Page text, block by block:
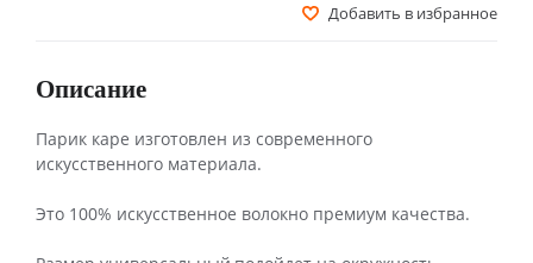
Добавить в избранное
Описание
Парик каре изготовлен из современного
искусственного материала.
Это 100% искусственное волокно премиум качества.